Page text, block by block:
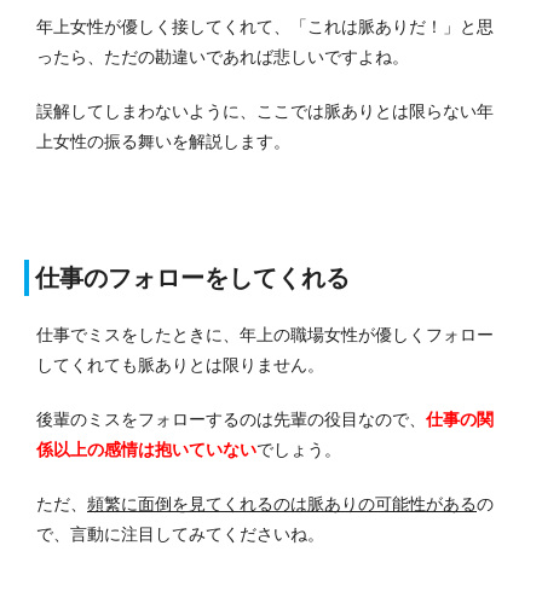
年上女性が優しく接してくれて、「これは脈ありだ！」と思
ったら、ただの勘違いであれば悲しいですよね。
誤解してしまわないように、ここでは脈ありとは限らない年
上女性の振る舞いを解説します。
仕事のフォローをしてくれる
仕事でミスをしたときに、年上の職場女性が優しくフォロー
してくれても脈ありとは限りません。
後輩のミスをフォローするのは先輩の役目なので、 仕事の関
係以上の感情は抱いていないでしょう。
ただ、 頻繁に面倒を見てくれるのは脈ありの可能性があるの
で、言動に注目してみてくださいね。